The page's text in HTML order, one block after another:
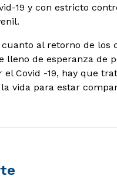
19 y con estricto
cuanto al retorno de los
lleno de esperanza de
el Covid -19, hay que
vida para estar